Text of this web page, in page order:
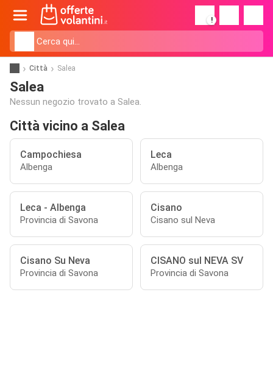
!
Città Salea
Salea
Nessun negozio trovato a Salea.
Città vicino a Salea
Campochiesa
Albenga
Leca
Albenga
Leca - Albenga
Provincia di Savona
Cisano
Cisano sul Neva
Cisano Su Neva
Provincia di Savona
CISANO sul NEVA SV
Provincia di Savona